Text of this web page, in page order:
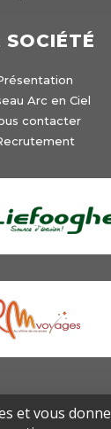
SOCIÉTÉ
Arc en Ciel
contacter
et vous